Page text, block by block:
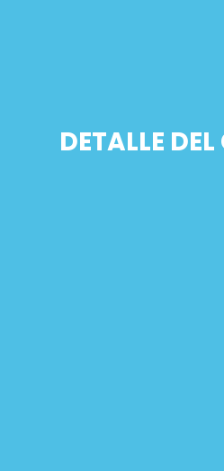
DETALLE